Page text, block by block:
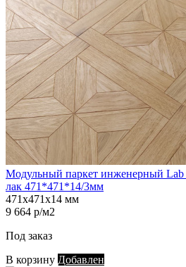
Модульный паркет инженерный
лак 471*471*14/3мм
471х471х14 мм
9 664 р/м2
Под заказ
В корзину Добавлен